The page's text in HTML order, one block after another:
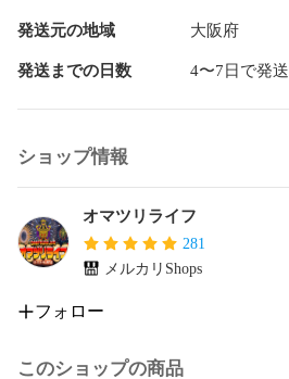
発送元の地域 大阪府
発送までの日数 4〜7日で発送
ショップ情報
オマツリライフ
281
メルカリShops
フォロー
このショップの商品